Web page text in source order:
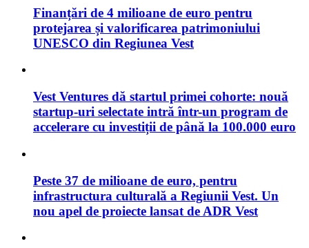
Finanțări de 4 milioane de euro pentru
protejarea și valorificarea patrimoniului
UNESCO din Regiunea Vest
Vest Ventures dă startul primei cohorte: nouă
startup-uri selectate intră într-un program de
accelerare cu investiții de până la 100.000 euro
Peste 37 de milioane de euro, pentru
infrastructura culturală a Regiunii Vest. Un
nou apel de proiecte lansat de ADR Vest